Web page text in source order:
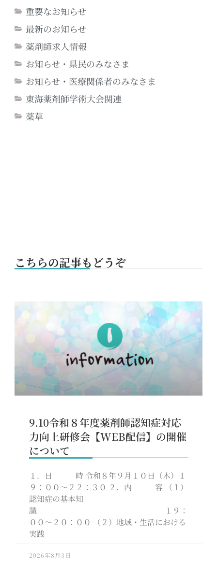
重要なお知らせ
最新のお知らせ
薬剤師求人情報
お知らせ・県民のみなさま
お知らせ・医療関係者のみなさま
東海薬剤師学術大会関連
薬草
こちらの記事もどうぞ
9.10令和８年度薬剤師認知症対応
力向上研修会【WEB配信】の開催
について
１．日 時 令和８年９月１０日（木）１
９：００～２２：３０ ２．内 容 （１）
認知症の基本知
識 １９：
００～２０：００ （２）地域・生活における
実践
2026年8月3日